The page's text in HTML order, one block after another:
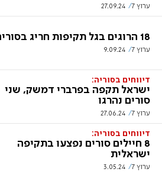
ערוץ 7 27.09.24
18 הרוגים בגל תקיפות חריג בסוריה
ערוץ 7 9.09.24
דיווחים בסוריה:
ישראל תקפה בפרברי דמשק, שני
סורים נהרגו
ערוץ 7 27.06.24
דיווחים בסוריה:
8 חיילים סורים נפצעו בתקיפה
ישראלית
ערוץ 7 3.05.24